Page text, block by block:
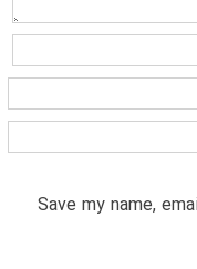
Save my name,